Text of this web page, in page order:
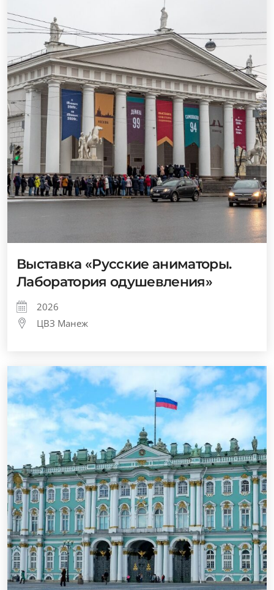
Выставка «Русские аниматоры.
Лаборатория одушевления»
2026
ЦВЗ Манеж